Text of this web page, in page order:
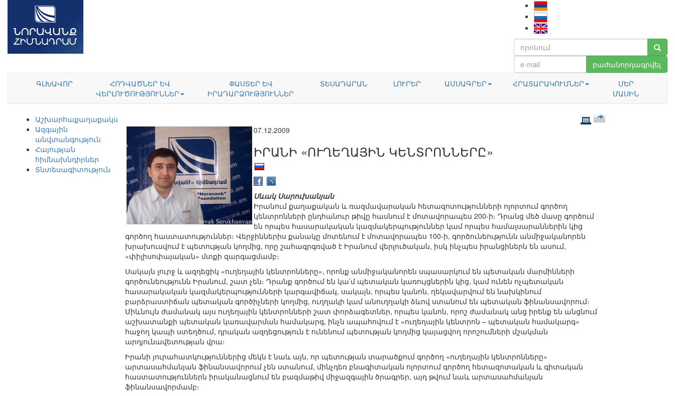
բաժանորդագրվել
ԳԼԽԱՎՈՐ
ՀՈԴՎԱԾՆԵՐ ԵՎ
ՎԵՐԼՈՒԾՈՒԹՅՈՒՆՆԵՐ
ՓԱՍՏԵՐ ԵՎ
ԻՐԱԴԱՐՁՈՒԹՅՈՒՆՆԵՐ
ՏԵՍԱԴԱՐԱՆ ԼՈՒՐԵՐ ԱՄՍԱԳՐԵՐ ՀՐԱՏԱՐԱԿՈՒՄՆԵՐ
ՄԵՐ
ՄԱՍԻՆ
Աշխարհաքաղաքականություն
Ազգային
անվտանգություն
Հայության
հիմնախնդիրներ
Տնտեսագիտություն
07.12.2009
ԻՐԱՆԻ «ՈՒՂԵՂԱՅԻՆ ԿԵՆՏՐՈՆՆԵՐԸ»
Սևակ Սարուխանյան
Իրանում քաղաքական և ռազմավարական հետազոտությունների ոլորտում գործող
կենտրոնների ընդհանուր թիվը հասնում է մոտավորապես 200-ի։ Դրանց մեծ մասը գործում
են որպես հասարակական կազմակերպություններ կամ որպես համալսարաններին կից
գործող հաստատություններ։ Վերջիններիս քանակը մոտենում է մոտավորապես 100-ի, գործունեությունն անմիջականորեն
խրախուսվում է պետության կողմից, որը շահագրգռված է Իրանում վերլուծական, իսկ ինչպես իրանցիներն են ասում,
«փիլիսոփայական» մտքի զարգացմամբ։
Սակայն լուրջ և ազդեցիկ «ուղեղային կենտրոնները», որոնք անմիջականորեն սպասարկում են պետական մարմինների
գործունեությունն Իրանում, շատ չեն։ Դրանք գործում են կա՛մ պետական կառույցներին կից, կամ ունեն ոչպետական
հասարակական կազմակերպությունների կարգավիճակ, սակայն, որպես կանոն, ղեկավարվում են նախկինում
բարձրաստիճան պետական գործիչների կողմից, ուղղակի կամ անուղղակի ձևով ստանում են պետական ֆինանսավորում։
Միևնույն ժամանակ այս ուղեղային կենտրոնների շատ փորձագետներ, որպես կանոն, որոշ ժամանակ անց իրենք են անցնում
աշխատանքի պետական կառավարման համակարգ, ինչն ապահովում է «ուղեղային կենտրոն – պետական համակարգ»
հաջող կապի ստեղծում, դրական ազդեցություն է ունենում պետության կողմից կայացվող որոշումների մշակման
արդյունավետության վրա։
Իրանի յուրահատկություններից մեկն է նաև այն, որ պետության տարածքում գործող «ուղեղային կենտրոնները»
արտասահմանյան ֆինանսավորում չեն ստանում, մինչդեռ բնագիտական ոլորտում գործող հետազոտական և գիտական
հաստատություններն իրականացնում են բազմաթիվ միջազգային ծրագրեր, այդ թվում նաև արտասահմանյան
ֆինանսավորմամբ։